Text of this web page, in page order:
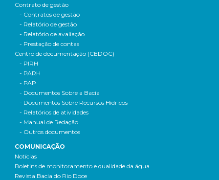
Contrato de gestão
- Contratos de gestão
- Relatório de gestão
- Relatório de avaliação
- Prestação de contas
Centro de documentação (CEDOC)
- PIRH
- PARH
- PAP
- Documentos Sobre a Bacia
- Documentos Sobre Recursos Hídricos
- Relatórios de atividades
- Manual de Redação
- Outros documentos
COMUNICAÇÃO
Notícias
Boletins de monitoramento e qualidade da água
Revista Bacia do Rio Doce